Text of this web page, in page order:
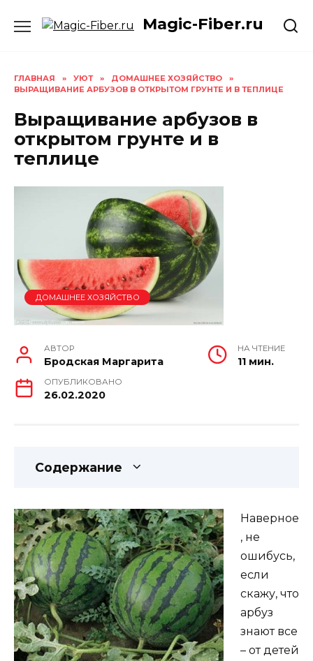
Magic-Fiber.ru
ГЛАВНАЯ » УЮТ » ДОМАШНЕЕ ХОЗЯЙСТВО
»
ВЫРАЩИВАНИЕ АРБУЗОВ В ОТКРЫТОМ ГРУНТЕ И В ТЕПЛИЦЕ
Выращивание арбузов в
открытом грунте и в
теплице
ДОМАШНЕЕ ХОЗЯЙСТВО
АВТОР
Бродская Маргарита
НА ЧТЕНИЕ
11 мин.
ОПУБЛИКОВАНО
26.02.2020
Содержание
Наверное
, не
ошибусь,
если
скажу, что
арбуз
знают все
– от детей